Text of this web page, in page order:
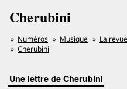
Cherubini
Numéros Musique
La
Cherubini
Une lettre de Cherubini